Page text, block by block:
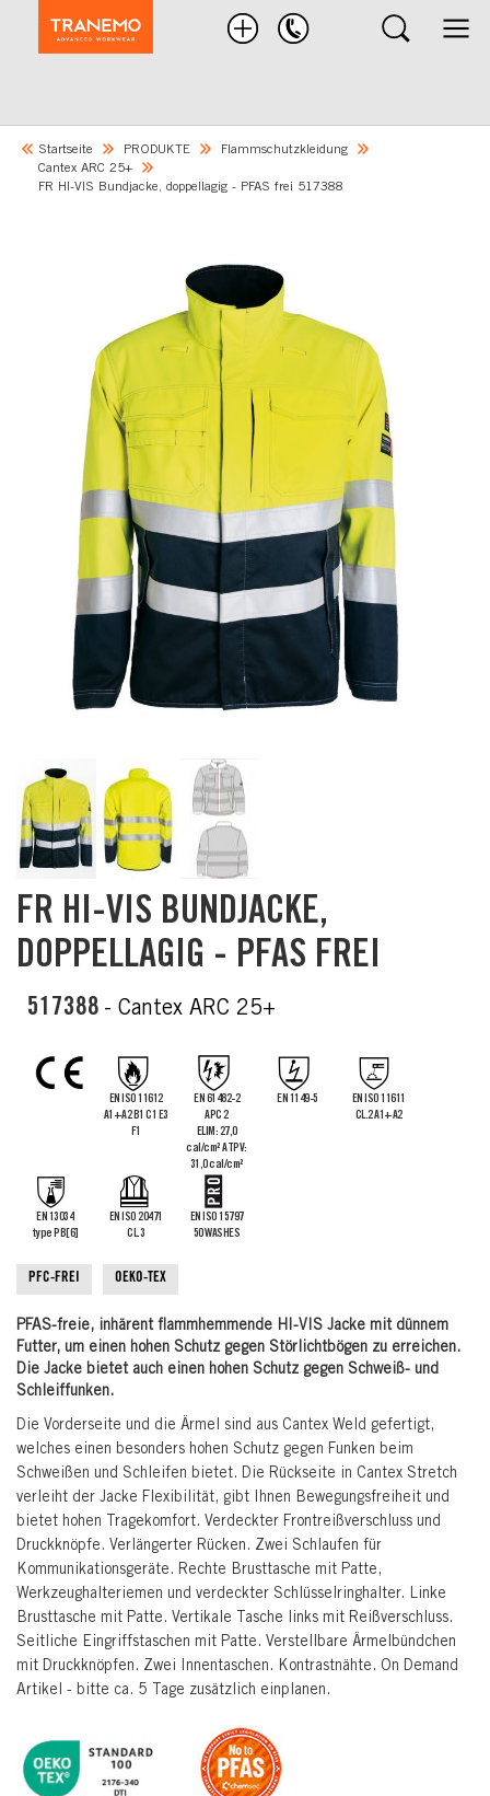
Produkten
Startseite PRODUKTE
Flammschutzkleidung
Cantex ARC 25+
FR HI-VIS Bundjacke, doppellagig - PFAS frei 517388
Skip
to
the
beginning
the
FR HI-VIS BUNDJACKE,
DOPPELLAGIG - PFAS FREI
517388 - Cantex ARC 25+
EN ISO 11612
A1+A2 B1 C1 E3
F1
EN 61482-2
APC 2
ELIM: 27,0
cal/cm² ATPV:
31,0 cal/cm²
EN 1149-5
EN ISO 11611
CL.2 A1+A2
EN 13034
type PB[6]
EN ISO 20471
CL.3
EN ISO 15797
50 WASHES
PFC-FREI OEKO-TEX
PFAS-freie, inhärent flammhemmende HI-VIS Jacke mit dünnem
Futter, um einen hohen Schutz gegen Störlichtbögen zu erreichen.
Die Jacke bietet auch einen hohen Schutz gegen Schweiß- und
Schleiffunken.
Die Vorderseite und die Ärmel sind aus Cantex Weld gefertigt,
welches einen besonders hohen Schutz gegen Funken beim
Schweißen und Schleifen bietet. Die Rückseite in Cantex Stretch
verleiht der Jacke Flexibilität, gibt Ihnen Bewegungsfreiheit und
bietet hohen Tragekomfort. Verdeckter Frontreißverschluss und
Druckknöpfe. Verlängerter Rücken. Zwei Schlaufen für
Kommunikationsgeräte. Rechte Brusttasche mit Patte,
Werkzeughalteriemen und verdeckter Schlüsselringhalter. Linke
Brusttasche mit Patte. Vertikale Tasche links mit Reißverschluss.
Seitliche Eingriffstaschen mit Patte. Verstellbare Ärmelbündchen
mit Druckknöpfen. Zwei Innentaschen. Kontrastnähte. On Demand
Artikel - bitte ca. 5 Tage zusätzlich einplanen.